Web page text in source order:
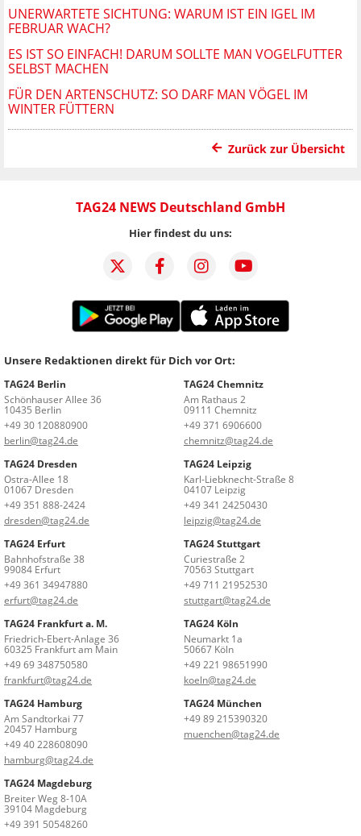
UNERWARTETE SICHTUNG: WARUM IST EIN IGEL IM
FEBRUAR WACH?
ES IST SO EINFACH! DARUM SOLLTE MAN VOGELFUTTER
SELBST MACHEN
FÜR DEN ARTENSCHUTZ: SO DARF MAN VÖGEL IM
WINTER FÜTTERN
Zurück zur Übersicht
TAG24 NEWS Deutschland GmbH
Hier findest du uns:
Unsere Redaktionen direkt für Dich vor Ort:
TAG24 Berlin
Schönhauser Allee 36
10435 Berlin
+49 30 120880900
berlin@tag24.de
TAG24 Chemnitz
Am Rathaus 2
09111 Chemnitz
+49 371 6906600
chemnitz@tag24.de
TAG24 Dresden
Ostra-Allee 18
01067 Dresden
+49 351 888-2424
dresden@tag24.de
TAG24 Leipzig
Karl-Liebknecht-Straße 8
04107 Leipzig
+49 341 24250430
leipzig@tag24.de
TAG24 Erfurt
Bahnhofstraße 38
99084 Erfurt
+49 361 34947880
erfurt@tag24.de
TAG24 Stuttgart
Curiestraße 2
70563 Stuttgart
+49 711 21952530
stuttgart@tag24.de
TAG24 Frankfurt a. M.
Friedrich-Ebert-Anlage 36
60325 Frankfurt am Main
+49 69 348750580
frankfurt@tag24.de
TAG24 Köln
Neumarkt 1a
50667 Köln
+49 221 98651990
koeln@tag24.de
TAG24 Hamburg
Am Sandtorkai 77
20457 Hamburg
+49 40 228608090
hamburg@tag24.de
TAG24 München
+49 89 215390320
muenchen@tag24.de
TAG24 Magdeburg
Breiter Weg 8-10A
39104 Magdeburg
+49 391 50548260